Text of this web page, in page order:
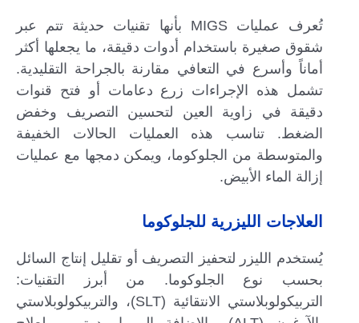
تُعرف عمليات MIGS بأنها تقنيات حديثة تتم عبر
شقوق صغيرة باستخدام أدوات دقيقة، ما يجعلها أكثر
أماناً وأسرع في التعافي مقارنة بالجراحة التقليدية.
تشمل هذه الإجراءات زرع دعامات أو فتح قنوات
دقيقة في زاوية العين لتحسين التصريف وخفض
الضغط. تناسب هذه العمليات الحالات الخفيفة
والمتوسطة من الجلوكوما، ويمكن دمجها مع عمليات
إزالة الماء الأبيض.
العلاجات الليزرية للجلوكوما
يُستخدم الليزر لتحفيز التصريف أو تقليل إنتاج السائل
بحسب نوع الجلوكوما. من أبرز التقنيات:
التربيكولوبلاستي الانتقائية (SLT)، والتربيكولوبلاستي